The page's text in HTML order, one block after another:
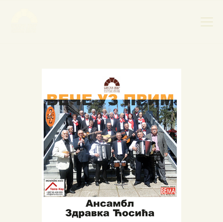
НОВОСТИ
НАЈАВА ДОГАЂАЈА
БАНСКИ ДВОР
ФОТОГРАФИЈЕ
ВИДЕО
КОНТАКТ